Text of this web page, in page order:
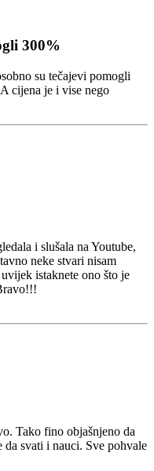
300%
su tečajevi pomogli
cijena je i vise nego
i slušala na Youtube,
neke stvari nisam
istaknete ono što je
Tako fino objašnjeno da
svati i nauci. Sve pohvale